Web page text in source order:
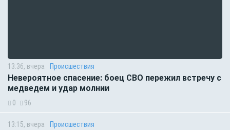
13:36, вчера Происшествия
Невероятное спасение: боец СВО пережил встречу с
медведем и удар молнии
0 96
13:15, вчера Происшествия